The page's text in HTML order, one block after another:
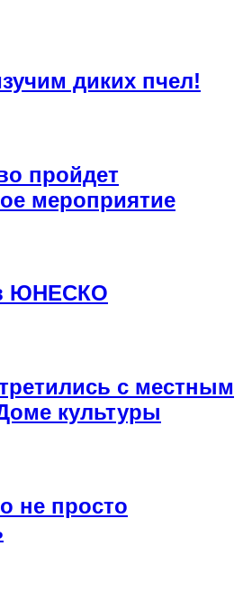
диких пчел!
пройдет
мероприятие
ЮНЕСКО
с местным
культуры
не просто